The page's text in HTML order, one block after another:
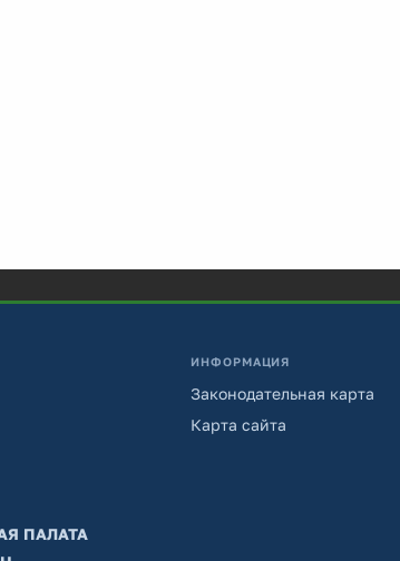
ПАЛАТА
ИНФОРМАЦИЯ
Законодательная карта
Карта сайта